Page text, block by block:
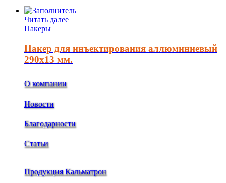
Читать далее
Пакеры
Пакер для инъектирования аллюминиевый
290х13 мм.
О компании
Новости
Благодарности
Статьи
Продукция Кальматрон